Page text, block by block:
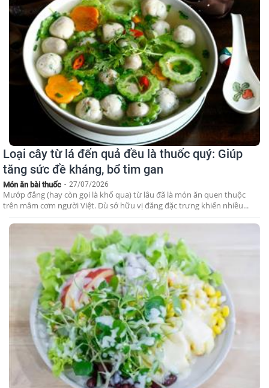
Loại cây từ lá đến quả đều là thuốc quý: Giúp
tăng sức đề kháng, bổ tim gan
Món ăn bài thuốc - 27/07/2026
Mướp đắng (hay còn gọi là khổ qua) từ lâu đã là món ăn quen thuộc
trên mâm cơm người Việt. Dù sở hữu vị đắng đặc trưng khiến nhiều...